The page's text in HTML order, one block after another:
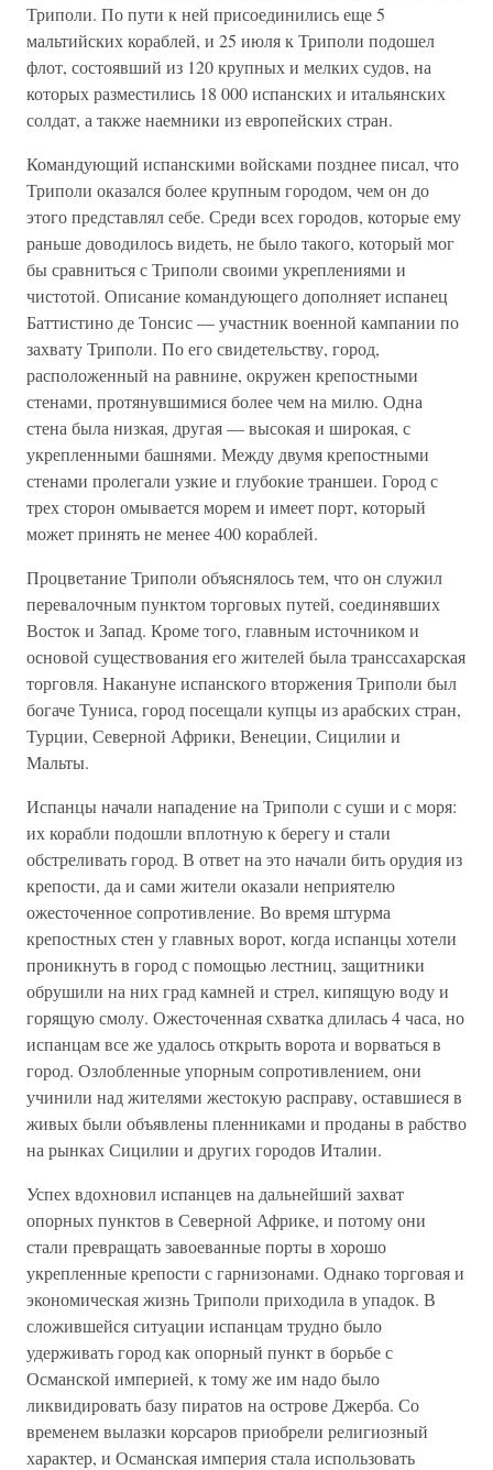
Триполи. По пути к ней присоединились еще 5
мальтийских кораблей, и 25 июля к Триполи подошел
флот, состоявший из 120 крупных и мелких судов, на
которых разместились 18 000 испанских и итальянских
солдат, а также наемники из европейских стран.
Командующий испанскими войсками позднее писал, что
Триполи оказался более крупным городом, чем он до
этого представлял себе. Среди всех городов, которые ему
раньше доводилось видеть, не было такого, который мог
бы сравниться с Триполи своими укреплениями и
чистотой. Описание командующего дополняет испанец
Баттистино де Тонсис — участник военной кампании по
захвату Триполи. По его свидетельству, город,
расположенный на равнине, окружен крепостными
стенами, протянувшимися более чем на милю. Одна
стена была низкая, другая — высокая и широкая, с
укрепленными башнями. Между двумя крепостными
стенами пролегали узкие и глубокие траншеи. Город с
трех сторон омывается морем и имеет порт, который
может принять не менее 400 кораблей.
Процветание Триполи объяснялось тем, что он служил
перевалочным пунктом торговых путей, соединявших
Восток и Запад. Кроме того, главным источником и
основой существования его жителей была транссахарская
торговля. Накануне испанского вторжения Триполи был
богаче Туниса, город посещали купцы из арабских стран,
Турции, Северной Африки, Венеции, Сицилии и
Мальты.
Испанцы начали нападение на Триполи с суши и с моря:
их корабли подошли вплотную к берегу и стали
обстреливать город. В ответ на это начали бить орудия из
крепости, да и сами жители оказали неприятелю
ожесточенное сопротивление. Во время штурма
крепостных стен у главных ворот, когда испанцы хотели
проникнуть в город с помощью лестниц, защитники
обрушили на них град камней и стрел, кипящую воду и
горящую смолу. Ожесточенная схватка длилась 4 часа, но
испанцам все же удалось открыть ворота и ворваться в
город. Озлобленные упорным сопротивлением, они
учинили над жителями жестокую расправу, оставшиеся в
живых были объявлены пленниками и проданы в рабство
на рынках Сицилии и других городов Италии.
Успех вдохновил испанцев на дальнейший захват
опорных пунктов в Северной Африке, и потому они
стали превращать завоеванные порты в хорошо
укрепленные крепости с гарнизонами. Однако торговая и
экономическая жизнь Триполи приходила в упадок. В
сложившейся ситуации испанцам трудно было
удерживать город как опорный пункт в борьбе с
Османской империей, к тому же им надо было
ликвидировать базу пиратов на острове Джерба. Со
временем вылазки корсаров приобрели религиозный
характер, и Османская империя стала использовать